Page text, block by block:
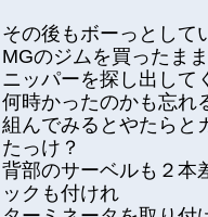
その後もボーっとして
MGのジムを買ったま
ニッパーを探し出して
何時かったのかも忘れ
組んでみるとやたらと
たっけ？
背部のサーベルも２本
ックも付けれ